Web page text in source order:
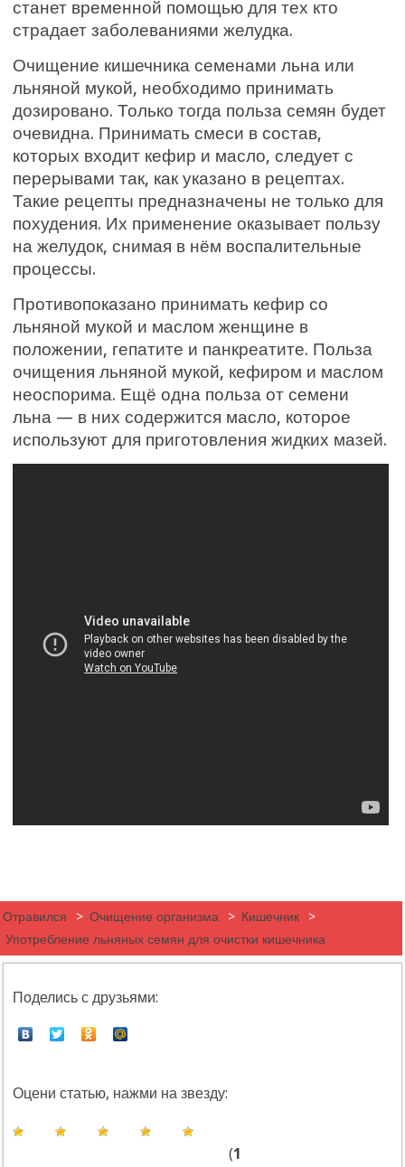
станет временной помощью для тех кто
страдает заболеваниями желудка.
Очищение кишечника семенами льна или
льняной мукой, необходимо принимать
дозировано. Только тогда польза семян будет
очевидна. Принимать смеси в состав,
которых входит кефир и масло, следует с
перерывами так, как указано в рецептах.
Такие рецепты предназначены не только для
похудения. Их применение оказывает пользу
на желудок, снимая в нём воспалительные
процессы.
Противопоказано принимать кефир со
льняной мукой и маслом женщине в
положении, гепатите и панкреатите. Польза
очищения льняной мукой, кефиром и маслом
неоспорима. Ещё одна польза от семени
льна — в них содержится масло, которое
используют для приготовления жидких мазей.
Отравился > Очищение организма > Кишечник
>
Употребление льняных семян для очистки кишечника
Поделись с друзьями:
Оцени статью, нажми на звезду:
(1